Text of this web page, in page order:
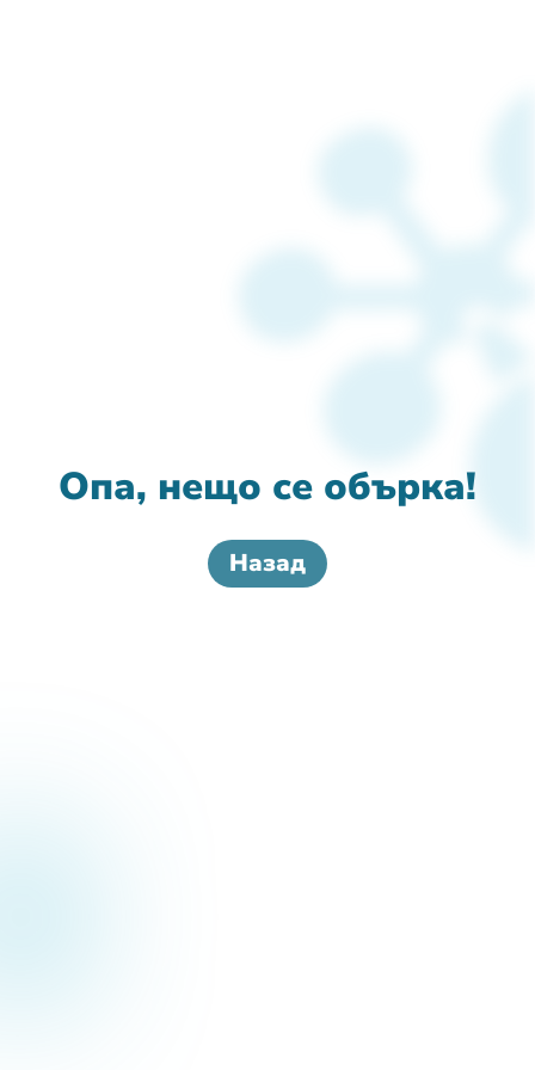
Опа, нещо се обърка!
Назад